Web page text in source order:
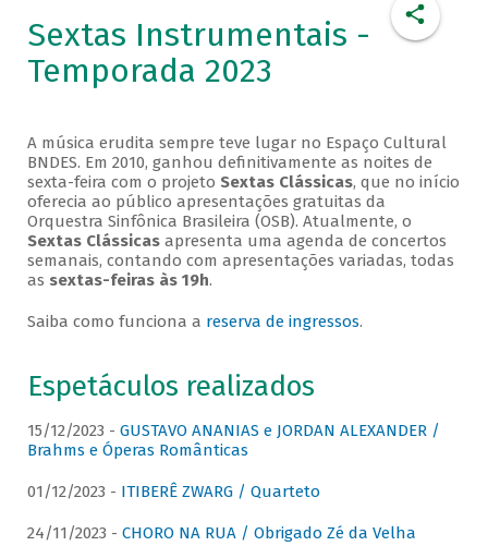
Sextas Instrumentais -
Temporada 2023
A música erudita sempre teve lugar no Espaço Cultural
BNDES. Em 2010, ganhou definitivamente as noites de
sexta-feira com o projeto Sextas Clássicas, que no início
oferecia ao público apresentações gratuitas da
Orquestra Sinfônica Brasileira (OSB). Atualmente, o
Sextas Clássicasapresenta uma agenda de concertos
semanais, contando com apresentações variadas, todas
as sextas-feiras às 19h.
Saiba como funciona a reserva de ingressos.
Espetáculos realizados
15/12/2023 - GUSTAVO ANANIAS e JORDAN ALEXANDER /
Brahms e Óperas Românticas
01/12/2023 - ITIBERÊ ZWARG / Quarteto
24/11/2023 - CHORO NA RUA / Obrigado Zé da Velha